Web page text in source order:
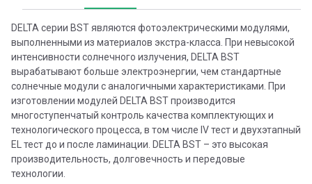
DELTA серии BST являются фотоэлектрическими модулями,
выполненными из материалов экстра-класса. При невысокой
интенсивности солнечного излучения, DELTA BST
вырабатывают больше электроэнергии, чем стандартные
солнечные модули с аналогичными характеристиками. При
изготовлении модулей DELTA BST производится
многоступенчатый контроль качества комплектующих и
технологического процесса, в том числе IV тест и двухэтапный
EL тест до и после ламинации. DELTA BST – это высокая
производительность, долговечность и передовые
технологии.